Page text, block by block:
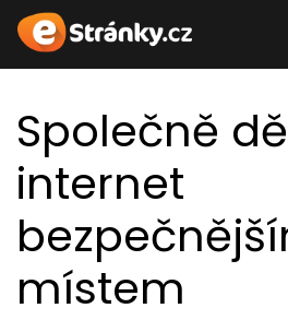
Společně
internet
místem